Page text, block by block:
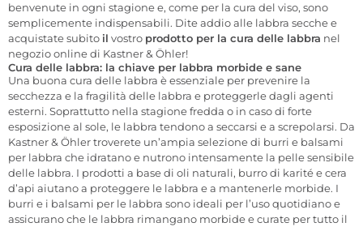
benvenute in ogni stagione e, come per la cura del viso, sono
semplicemente indispensabili. Dite addio alle labbra secche e
acquistate subito il vostro prodotto per la cura delle labbra nel
negozio online di Kastner & Öhler!
Cura delle labbra: la chiave per labbra morbide e sane
Una buona cura delle labbra è essenziale per prevenire la
secchezza e la fragilità delle labbra e proteggerle dagli agenti
esterni. Soprattutto nella stagione fredda o in caso di forte
esposizione al sole, le labbra tendono a seccarsi e a screpolarsi. Da
Kastner & Öhler troverete un’ampia selezione di burri e balsami
per labbra che idratano e nutrono intensamente la pelle sensibile
delle labbra. I prodotti a base di oli naturali, burro di karité e cera
d’api aiutano a proteggere le labbra e a mantenerle morbide. I
burri e i balsami per le labbra sono ideali per l’uso quotidiano e
assicurano che le labbra rimangano morbide e curate per tutto il